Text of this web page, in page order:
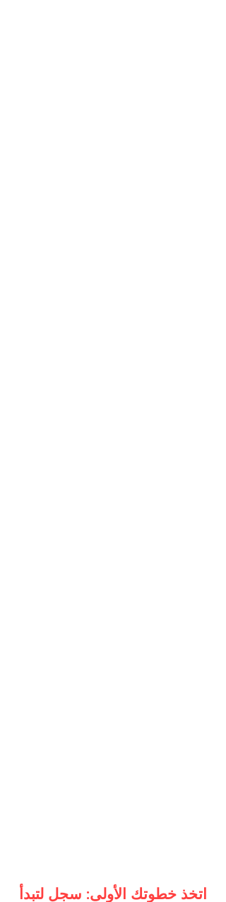
اتخذ خطوتك الأولى: سجل لتبدأ